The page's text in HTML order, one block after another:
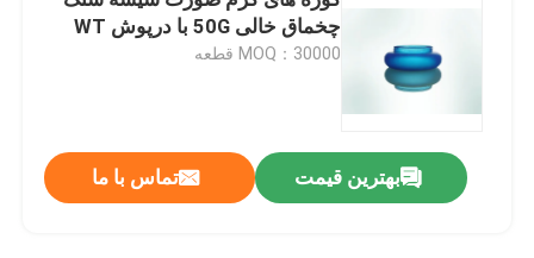
محصولات
درباره ما
چخماق خالی 50G با درپوش WT
MOQ：30000 قطعه
بهترین قیمت تماس با ما